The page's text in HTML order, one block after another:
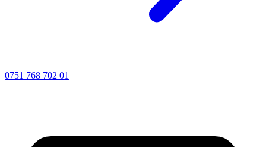
0751 768 702 01